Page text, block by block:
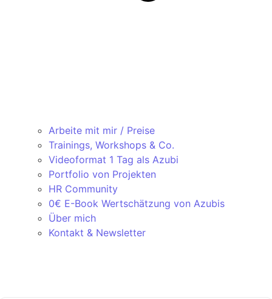
Arbeite mit mir / Preise
Trainings, Workshops & Co.
Videoformat 1 Tag als Azubi
Portfolio von Projekten
HR Community
0€ E-Book Wertschätzung von Azubis
Über mich
Kontakt & Newsletter